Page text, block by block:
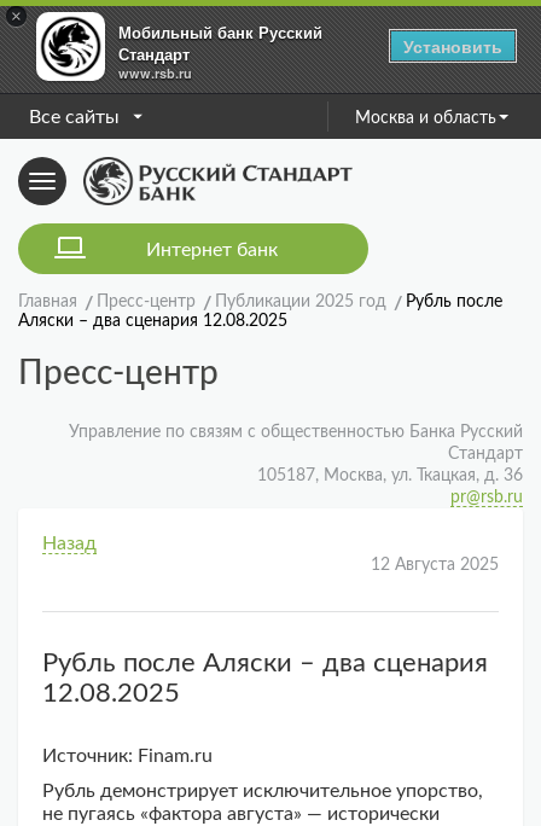
×
Мобильный банк Русский
Стандарт
www.rsb.ru
Установить
Все сайты Москва и область
Toggle
navigation
Интернет банк
Главная Пресс-центр Публикации 2025 год
Рубль после
Аляски – два сценария 12.08.2025
Пресс-центр
Управление по связям с общественностью Банка Русский
Стандарт
105187, Москва, ул. Ткацкая, д. 36
pr@rsb.ru
Назад
12 Августа 2025
Рубль после Аляски – два сценария
12.08.2025
Источник: Finam.ru
Рубль демонстрирует исключительное упорство,
не пугаясь «фактора августа» — исторически